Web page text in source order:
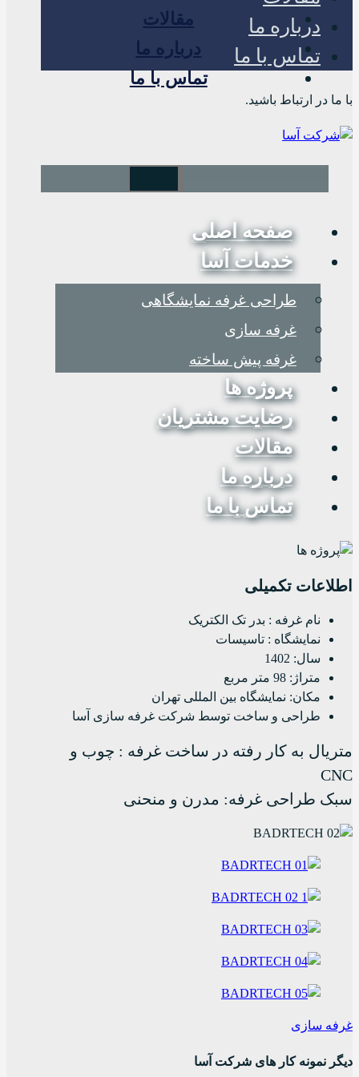
مقالات
درباره ما
تماس با ما
درباره ما
تماس با ما
با ما در ارتباط باشید.
صفحه اصلی
خدمات آسا
طراحی غرفه نمایشگاهی
غرفه سازی
غرفه پیش ساخته
پروژه ها
رضایت مشتریان
مقالات
درباره ما
تماس با ما
اطلاعات تکمیلی
نام غرفه : بدر تک الکتریک
نمایشگاه : تاسیسات
سال: 1402
متراژ: 98 متر مربع
مکان: نمایشگاه بین المللی تهران
طراحی و ساخت توسط شرکت غرفه سازی آسا
متریال به کار رفته در ساخت غرفه : چوب و
CNC
سبک طراحی غرفه: مدرن و منحنی
غرفه سازی
دیگر نمونه کار های شرکت آسا